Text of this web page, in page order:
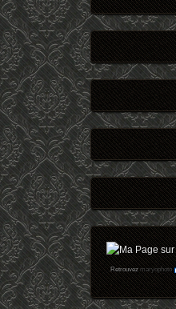
Retrouvezmaryophoto